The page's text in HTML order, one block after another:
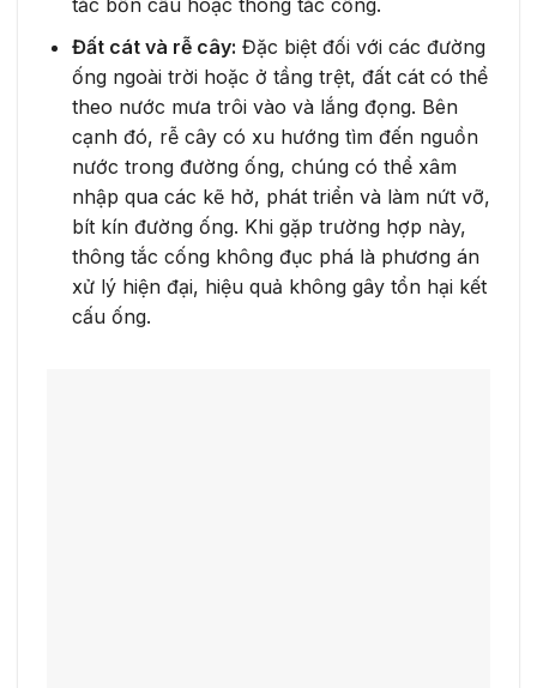
tắc bồn cầu hoặc thông tắc cống.
Đất cát và rễ cây: Đặc biệt đối với các đường
ống ngoài trời hoặc ở tầng trệt, đất cát có thể
theo nước mưa trôi vào và lắng đọng. Bên
cạnh đó, rễ cây có xu hướng tìm đến nguồn
nước trong đường ống, chúng có thể xâm
nhập qua các kẽ hở, phát triển và làm nứt vỡ,
bít kín đường ống. Khi gặp trường hợp này,
thông tắc cống không đục phá là phương án
xử lý hiện đại, hiệu quả không gây tổn hại kết
cấu ống.